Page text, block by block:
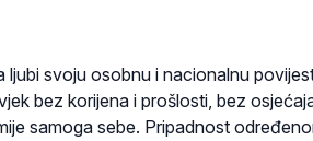
ljubi svoju osobnu i nacionalnu
bez korijena i prošlosti, bez
samoga sebe. Pripadnost